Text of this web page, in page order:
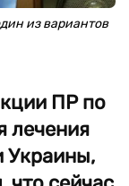
из вариантов
ПР по
лечения
Украины,